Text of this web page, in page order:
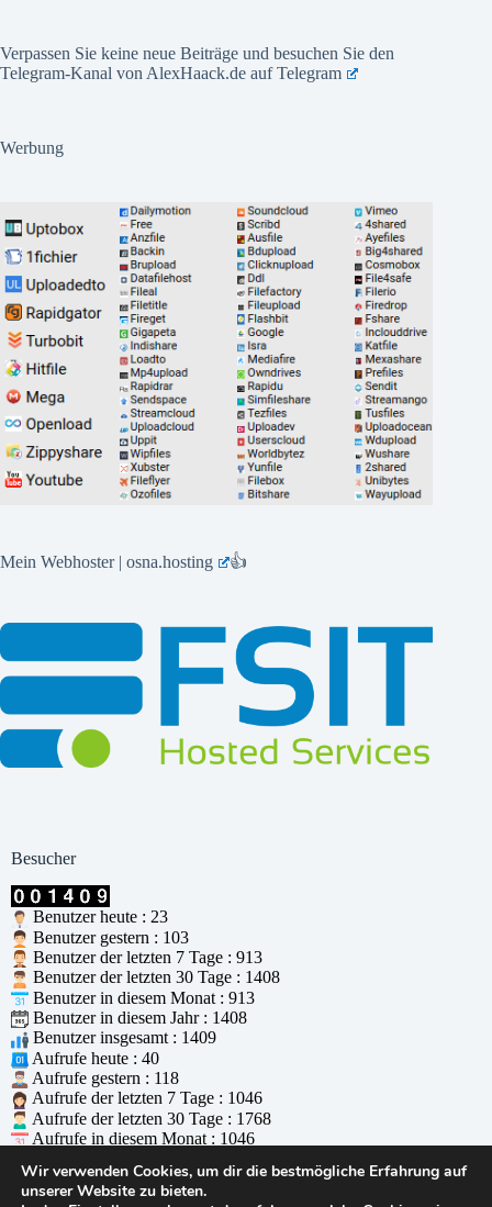
Verpassen Sie keine neue Beiträge und besuchen Sie den
Telegram-Kanal von AlexHaack.de aufTelegram
Werbung
Mein Webhoster | osna.hosting 👍
Besucher
Benutzer heute : 23
Benutzer gestern : 103
Benutzer der letzten 7 Tage : 913
Benutzer der letzten 30 Tage : 1408
Benutzer in diesem Monat : 913
Benutzer in diesem Jahr : 1408
Benutzer insgesamt : 1409
Aufrufe heute : 40
Aufrufe gestern : 118
Aufrufe der letzten 7 Tage : 1046
Aufrufe der letzten 30 Tage : 1768
Aufrufe in diesem Monat : 1046
Aufrufe insgesamt : 1769
Wer ist online : 0
Wir verwenden Cookies, um dir die bestmögliche Erfahrung auf
unserer Website zu bieten.